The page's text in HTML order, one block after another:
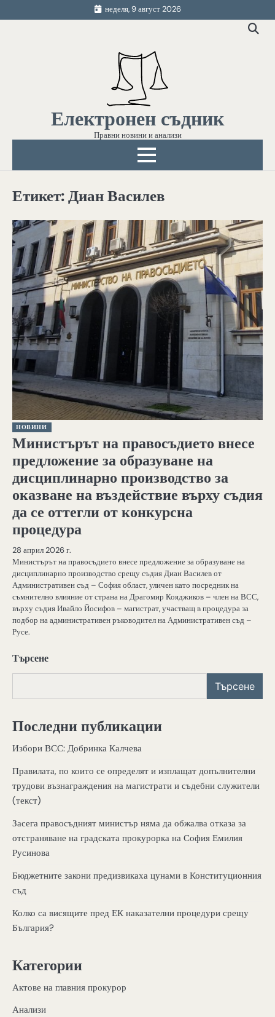
to
неделя, 9 август 2026
Електронен съдник
Правни новини и анализи
Етикет:Диан Василев
НОВИНИ
Министърът на правосъдието внесе
предложение за образуване на
дисциплинарно производство за
оказване на въздействие върху съдия
да се оттегли от конкурсна
процедура
28 април 2026 г.
Министърът на правосъдието внесе предложение за образуване на
дисциплинарно производство срещу съдия Диан Василев от
Административен съд – София област, уличен като посредник на
съмнително влияние от страна на Драгомир Кояджиков – член на ВСС,
върху съдия Ивайло Йосифов – магистрат, участващ в процедура за
подбор на административен ръководител на Административен съд –
Русе.
Търсене
Търсене
Последни публикации
Избори ВСС: Добринка Калчева
Правилата, по които се определят и изплащат допълнителни
трудови възнаграждения на магистрати и съдебни служители
(текст)
Засега правосъдният министър няма да обжалва отказа за
отстраняване на градската прокурорка на София Емилия
Русинова
Бюджетните закони предизвикаха цунами в Конституционния
съд
Колко са висящите пред ЕК наказателни процедури срещу
България?
Категории
Актове на главния прокурор
Анализи